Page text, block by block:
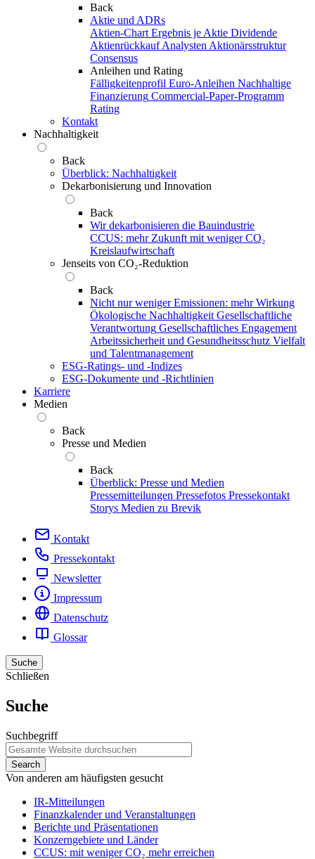
Back
Aktie und ADRs
Aktien-Chart Ergebnis je Aktie Dividende
Aktienrückkauf Analysten Aktionärsstruktur
Consensus
Anleihen und Rating
Fälligkeitenprofil Euro-Anleihen Nachhaltige
Finanzierung Commercial-Paper-Programm
Rating
Kontakt
Nachhaltigkeit
Back
Überblick: Nachhaltigkeit
Dekarbonisierung und Innovation
Back
Wir dekarbonisieren die Bauindustrie
CCUS: mehr Zukunft mit weniger CO₂
Kreislaufwirtschaft
Jenseits von CO₂-Reduktion
Back
Nicht nur weniger Emissionen: mehr Wirkung
Ökologische Nachhaltigkeit Gesellschaftliche
Verantwortung Gesellschaftliches Engagement
Arbeitssicherheit und Gesundheitsschutz Vielfalt
und Talentmanagement
ESG-Ratings- und ‑Indizes
ESG-Dokumente und ‑Richtlinien
Karriere
Medien
Back
Presse und Medien
Back
Überblick: Presse und Medien
Pressemitteilungen Pressefotos Pressekontakt
Storys Medien zu Brevik
Kontakt
Pressekontakt
Newsletter
Impressum
Datenschutz
Glossar
Suche
Schließen
Suche
Suchbegriff
Von anderen am häufigsten gesucht
IR-Mitteilungen
Finanzkalender und Veranstaltungen
Berichte und Präsentationen
Konzerngebiete und Länder
CCUS: mit weniger CO₂ mehr erreichen